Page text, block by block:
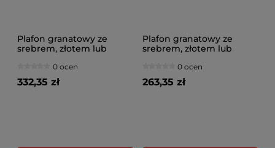
Plafon granatowy ze
srebrem, złotem lub
na przegubach
0 ocen
332,35 zł
Plafon granatowy ze
srebrem, złotem lub
na przegubach
0 ocen
263,35 zł